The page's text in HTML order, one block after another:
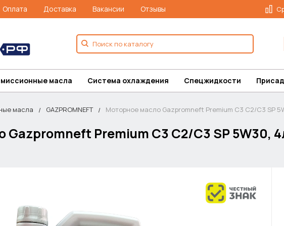
Оплата Доставка Вакансии Отзывы
масла Система охлаждения Спецжидкости
масла GAZPROMNEFT Моторное масло Gazpromneft Premium C3 C2/C3 SP
Premium C3 C2/C3 SP 5W30,